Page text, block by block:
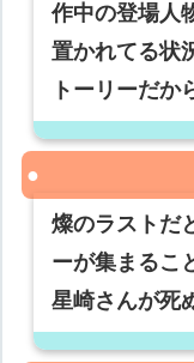
作中の登場人
置かれてる状
トーリーだか
燦のラストだ
ーが集まるこ
星崎さんが死